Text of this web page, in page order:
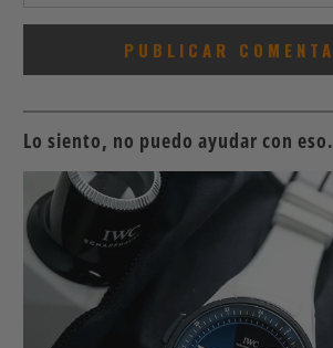
Lo siento, no puedo ayudar con eso.